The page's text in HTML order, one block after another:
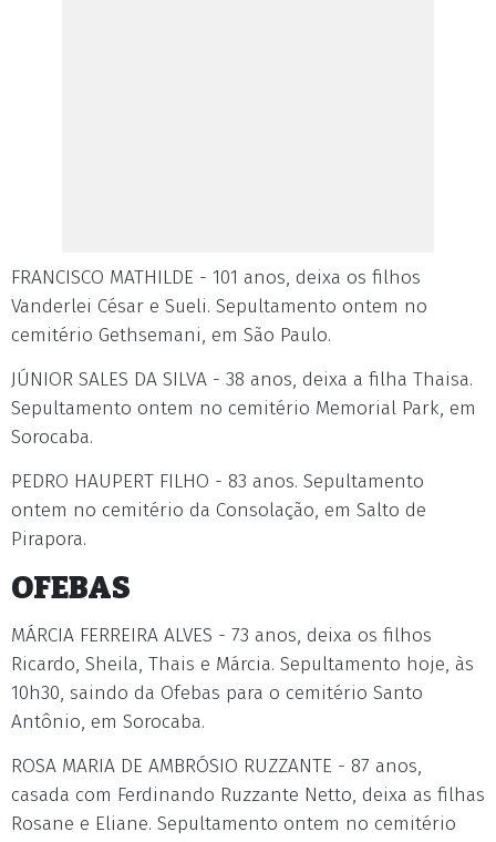
FRANCISCO MATHILDE - 101 anos, deixa os filhos
Vanderlei César e Sueli. Sepultamento ontem no
cemitério Gethsemani, em São Paulo.
JÚNIOR SALES DA SILVA - 38 anos, deixa a filha Thaisa.
Sepultamento ontem no cemitério Memorial Park, em
Sorocaba.
PEDRO HAUPERT FILHO - 83 anos. Sepultamento
ontem no cemitério da Consolação, em Salto de
Pirapora.
OFEBAS
MÁRCIA FERREIRA ALVES - 73 anos, deixa os filhos
Ricardo, Sheila, Thais e Márcia. Sepultamento hoje, às
10h30, saindo da Ofebas para o cemitério Santo
Antônio, em Sorocaba.
ROSA MARIA DE AMBRÓSIO RUZZANTE - 87 anos,
casada com Ferdinando Ruzzante Netto, deixa as filhas
Rosane e Eliane. Sepultamento ontem no cemitério